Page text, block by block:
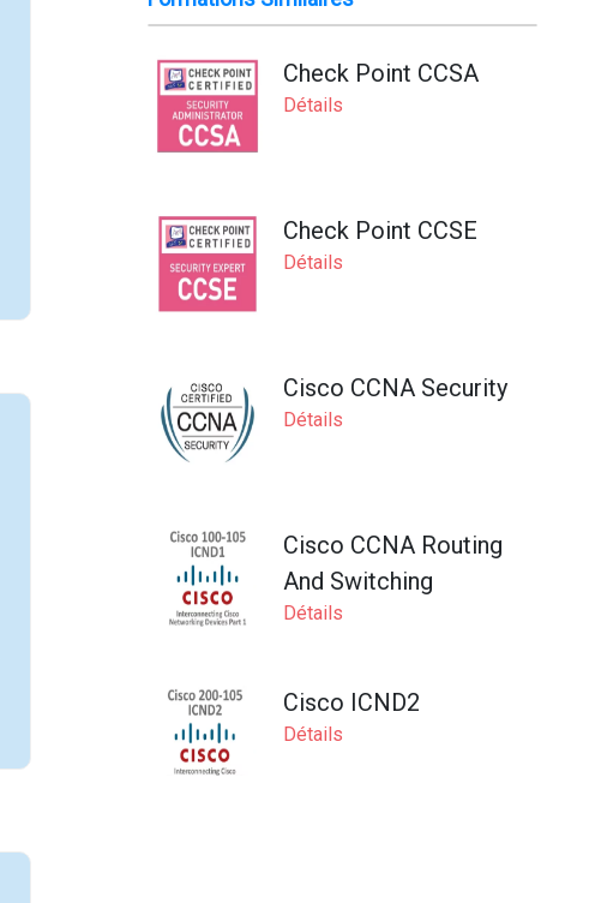
Check Point CCSA
Détails
Check Point CCSE
Détails
Cisco CCNA Security
Détails
Cisco CCNA Routing
And Switching
Détails
Cisco ICND2
Détails